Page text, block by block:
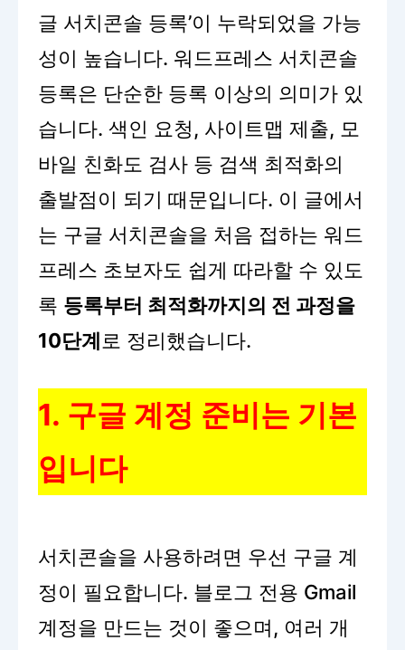
글 서치콘솔 등록’이 누락되었을 가능
성이 높습니다. 워드프레스 서치콘솔
등록은 단순한 등록 이상의 의미가 있
습니다. 색인 요청, 사이트맵 제출, 모
바일 친화도 검사 등 검색 최적화의
출발점이 되기 때문입니다. 이 글에서
는 구글 서치콘솔을 처음 접하는 워드
프레스 초보자도 쉽게 따라할 수 있도
록 등록부터 최적화까지의 전 과정을
10단계 로 정리했습니다.
1. 구글 계정 준비는 기본
입니다
서치콘솔을 사용하려면 우선 구글 계
정이 필요합니다. 블로그 전용 Gmail
계정을 만드는 것이 좋으며, 여러 개